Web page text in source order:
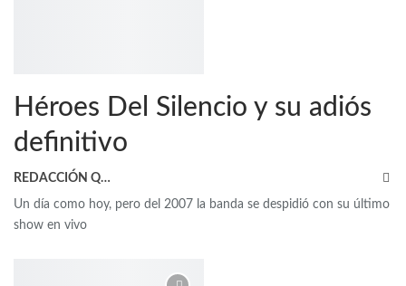
Héroes Del Silencio y su adiós
definitivo
REDACCIÓN QRP
Un día como hoy, pero del 2007 la banda se despidió con su último
show en vivo